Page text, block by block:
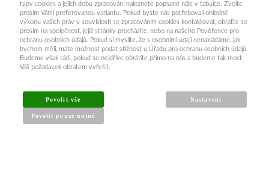
INFORMACE PRO KUPUJÍCÍ
Obchodní podmínky
typy cookies a jejich dobu zpracování naleznete popsané níže v tabulce. Zvolte
prosím Vámi preferovanou variantu. Pokud byste nás potřebovali ohledně
výkonu vašich práv v souvislosti se zpracováním cookies kontaktovat, obraťte se
prosím na společnost, jejíž stránky procházíte, nebo na našeho Pověřence pro
ochranu osobních údajů. Pokud si myslíte, že s osobními údaji nenakládáme, jak
bychom měli, máte možnost podat stížnost u Úřadu pro ochranu osobních údajů.
Budeme však rádi, pokud se nejdříve obrátíte přímo na nás a budeme tak moct
Váš požadavek obratem vyřešit.
Povolit vše
Povolit pouze nutné
Nastavení